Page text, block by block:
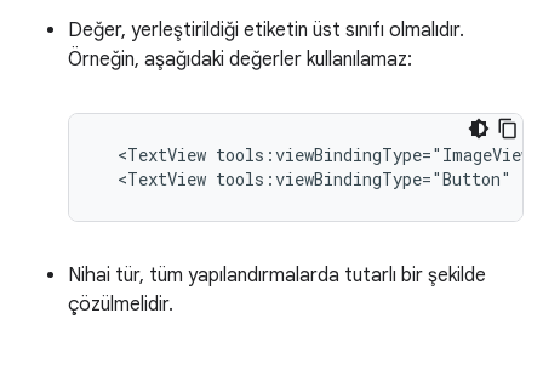
Değer, yerleştirildiği etiketin üst sınıfı olmalıdır.
Örneğin, aşağıdaki değerler kullanılamaz:
<TextView tools:viewBindingType="ImageView"
<TextView tools:viewBindingType="Button"
Nihai tür, tüm yapılandırmalarda tutarlı bir şekilde
çözülmelidir.